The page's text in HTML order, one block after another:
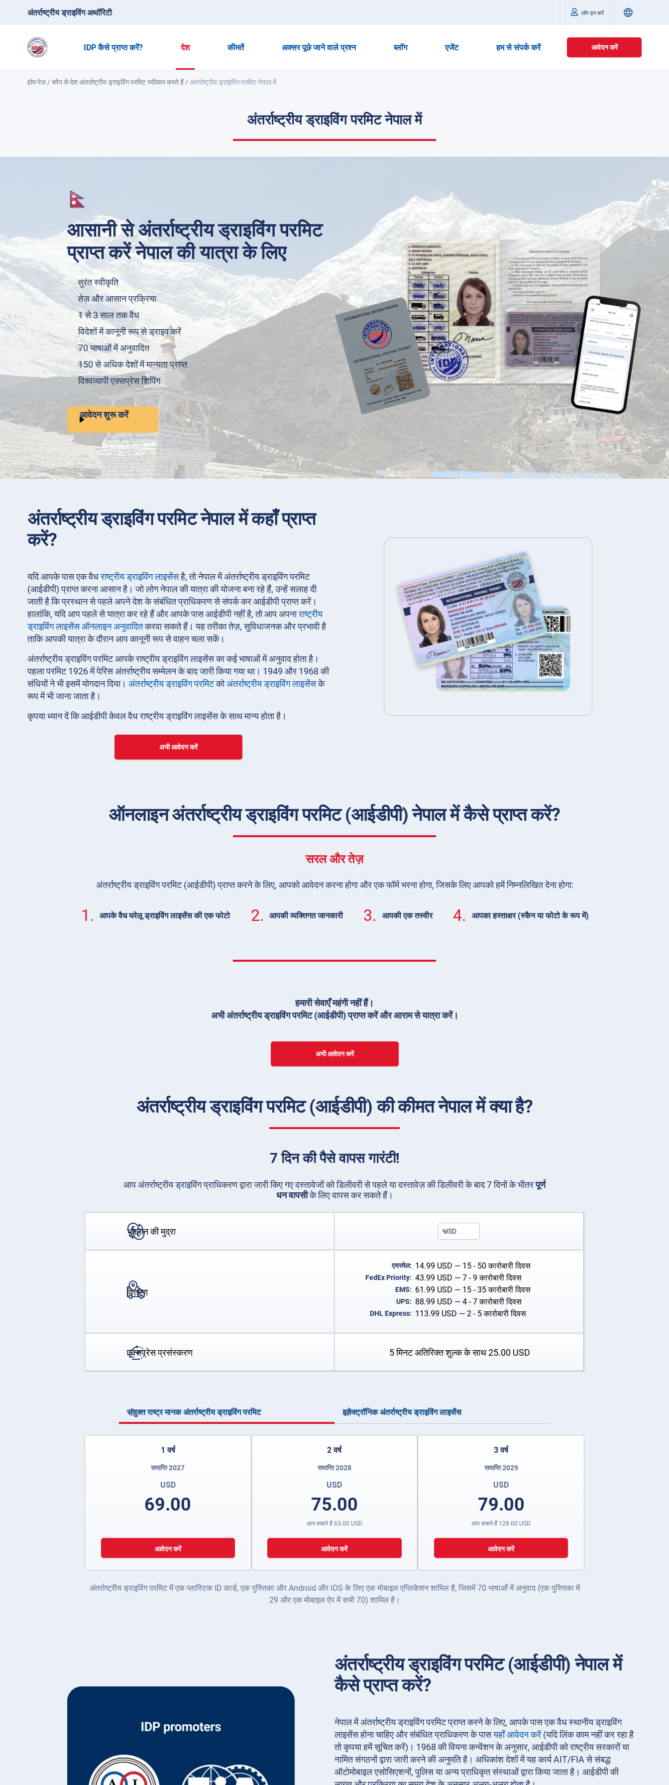
अंतर्राष्ट्रीय ड्राइविंग अथॉरिटी लॉग इन करें
IDP कैसे प्राप्त करें? देश कीमतें अक्सर पूछे जाने वाले प्रश्न ब्लॉग एजेंट हम से संपर्क करें आवेदन करें
होम पेज /कौन से देश अंतर्राष्ट्रीय ड्राइविंग परमिट स्वीकार करते हैं/अंतर्राष्ट्रीय ड्राइविंग परमिट नेपाल में
अंतर्राष्ट्रीय ड्राइविंग परमिट नेपाल में
आसानी से अंतर्राष्ट्रीय ड्राइविंग परमिट
प्राप्त करें नेपाल की यात्रा के लिए
तुरंत स्वीकृति
तेज़ और आसान प्रक्रिया
1 से 3 साल तक वैध
विदेशों में कानूनी रूप से ड्राइव करें
70 भाषाओं में अनुवादित
150 से अधिक देशों में मान्यता प्राप्त
विश्वव्यापी एक्सप्रेस शिपिंग
आवेदन शुरू करें
अंतर्राष्ट्रीय ड्राइविंग परमिट नेपाल में कहाँ प्राप्त
करें?
यदि आपके पास एक वैधराष्ट्रीय ड्राइविंग लाइसेंसहै, तो नेपाल में अंतर्राष्ट्रीय ड्राइविंग परमिट
(आईडीपी) प्राप्त करना आसान है। जो लोग नेपाल की यात्रा की योजना बना रहे हैं, उन्हें सलाह दी
जाती है कि प्रस्थान से पहले अपने देश के संबंधित प्राधिकरण से संपर्क कर आईडीपी प्राप्त करें।
हालांकि, यदि आप पहले से यात्रा कर रहे हैं और आपके पास आईडीपी नहीं है, तो आप अपनाराष्ट्रीय
ड्राइविंग लाइसेंस ऑनलाइन अनुवादितकरवा सकते हैं। यह तरीका तेज़, सुविधाजनक और प्रभावी है
ताकि आपकी यात्रा के दौरान आप कानूनी रूप से वाहन चला सकें।
अंतर्राष्ट्रीय ड्राइविंग परमिट आपके राष्ट्रीय ड्राइविंग लाइसेंस का कई भाषाओं में अनुवाद होता है।
पहला परमिट 1926 में पेरिस अंतर्राष्ट्रीय सम्मेलन के बाद जारी किया गया था। 1949 और 1968 की
संधियों ने भी इसमें योगदान दिया। अंतर्राष्ट्रीय ड्राइविंग परमिटकोअंतर्राष्ट्रीय ड्राइविंग लाइसेंसके
रूप में भी जाना जाता है।
कृपया ध्यान दें कि आईडीपी केवल वैध राष्ट्रीय ड्राइविंग लाइसेंस के साथ मान्य होता है।
अभी आवेदन करें
ऑनलाइन अंतर्राष्ट्रीय ड्राइविंग परमिट (आईडीपी) नेपाल में कैसे प्राप्त करें?
सरल और तेज़
अंतर्राष्ट्रीय ड्राइविंग परमिट (आईडीपी) प्राप्त करने के लिए, आपको आवेदन करना होगा और एक फॉर्म भरना होगा, जिसके लिए आपको हमें निम्नलिखित देना होगा:
1. आपके वैध घरेलू ड्राइविंग लाइसेंस की एक फोटो 2. आपकी व्यक्तिगत जानकारी 3. आपकी एक तस्वीर 4. आपका हस्ताक्षर (स्कैन या फोटो के रूप में)
हमारी सेवाएँ महंगी नहीं हैं।
अभी अंतर्राष्ट्रीय ड्राइविंग परमिट (आईडीपी) प्राप्त करें और आराम से यात्रा करें।
अभी आवेदन करें
अंतर्राष्ट्रीय ड्राइविंग परमिट (आईडीपी) की कीमत नेपाल में क्या है?
7 दिन की पैसे वापस गारंटी!
आप अंतर्राष्ट्रीय ड्राइविंग प्राधिकरण द्वारा जारी किए गए दस्तावेजों को डिलीवरी से पहले या दस्तावेज़ की डिलीवरी के बाद 7 दिनों के भीतरपूर्ण
धन वापसीके लिए वापस कर सकते हैं।
भुगतान की मुद्रा USD
वितरण
एयरमेल: 14.99 USD — 15 - 50 कारोबारी दिवस
FedEx Priority: 43.99 USD — 7 - 9 कारोबारी दिवस
EMS: 61.99 USD — 15 - 35 कारोबारी दिवस
UPS: 88.99 USD — 4 - 7 कारोबारी दिवस
DHL Express: 113.99 USD — 2 - 5 कारोबारी दिवस
एक्सप्रेस प्रसंस्करण 5 मिनट अतिरिक्त शुल्क के साथ25.00 USD
संयुक्त राष्ट्र मानक अंतर्राष्ट्रीय ड्राइविंग परमिट इलेक्ट्रॉनिक अंतर्राष्ट्रीय ड्राइविंग लाइसेंस
1 वर्ष
समाप्ति 2027
USD
69.00
आवेदन करें
2 वर्ष
समाप्ति 2028
USD
75.00
आप बचाते हैं 63.00 USD
आवेदन करें
3 वर्ष
समाप्ति 2029
USD
79.00
आप बचाते हैं 128.00 USD
आवेदन करें
अंतर्राष्ट्रीय ड्राइविंग परमिट में एक प्लास्टिक ID कार्ड, एक पुस्तिका और Android और iOS के लिए एक मोबाइल एप्लिकेशन शामिल है, जिसमें 70 भाषाओं में अनुवाद (एक पुस्तिका में
29 और एक मोबाइल ऐप में सभी 70) शामिल है।
अंतर्राष्ट्रीय ड्राइविंग परमिट (आईडीपी) नेपाल में
कैसे प्राप्त करें?
नेपाल में अंतर्राष्ट्रीय ड्राइविंग परमिट प्राप्त करने के लिए, आपके पास एक वैध स्थानीय ड्राइविंग
लाइसेंस होना चाहिए और संबंधित प्राधिकरण के पासयहाँ आवेदन करें (यदि लिंक काम नहीं कर रहा है
तो कृपया हमें सूचित करें)। 1968 की वियना कन्वेंशन के अनुसार, आईडीपी को राष्ट्रीय सरकारों या
नामित संगठनों द्वारा जारी करने की अनुमति है। अधिकांश देशों में यह कार्य AIT/FIA से संबद्ध
ऑटोमोबाइल एसोसिएशनों, पुलिस या अन्य प्राधिकृत संस्थाओं द्वारा किया जाता है। आईडीपी की